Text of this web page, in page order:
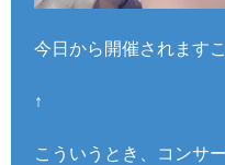
今日から開催されます
↑
こういうとき、コンサ